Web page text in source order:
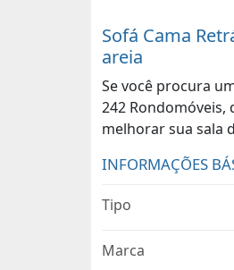
Sofá Cama
areia
Se você procura
242
melhorar sua sala
INFORMAÇÕES
Tipo
Marca